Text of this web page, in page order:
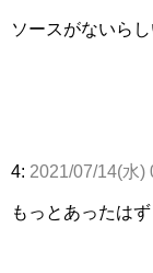
ソースがないら
4: 2021/07/14(水)
もっとあったはず